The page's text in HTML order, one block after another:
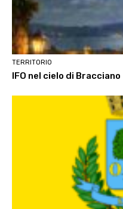
TERRITORIO
IFO nel cielo di Bracciano